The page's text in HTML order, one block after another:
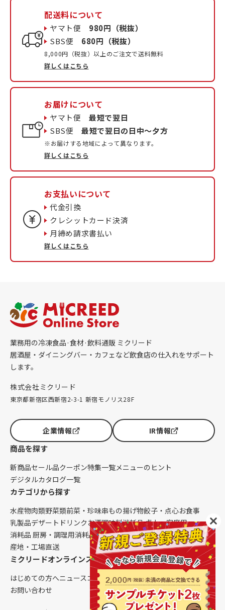
配送料について
ヤマト便 980円（税抜）
SBS便 680円（税抜）
8,000円（税抜）以上のご注文で送料無料
詳しくはこちら
お届けについて
ヤマト便最短で翌日
SBS便最短で翌日の日中〜夕方
※お届けする地域によって異なります。
詳しくはこちら
お支払いについて
代金引換
クレシットカード決済
月締め請求書払い
詳しくはこちら
業務用の冷凍食品·食材·飲料通販 ミクリード
居酒屋・ダイニングバー・カフェなど飲食店の仕入れをサポート
します。
株式会社ミクリード
東京都新宿区西新宿2-3-1 新宿モノリス28F
企業情報 IR情報
商品を探す
新商品セール品クーポン特集一覧メニューのヒント
デジタルカタログ一覧
カテゴリから探す
水産物肉類野菜類前菜・珍味串もの揚げ物餃子・点心お食事
乳製品デザート ドリンク お酒調味料消耗品 卓上・客席用
消耗品 厨房・調理用消耗品 クレンリネス生鮮品（配送便限定）
産地・工場直送
ミクリードオンラインストアについて
はじめての方へニュースコラムご利用ガイド会社概要
お問い合わせ